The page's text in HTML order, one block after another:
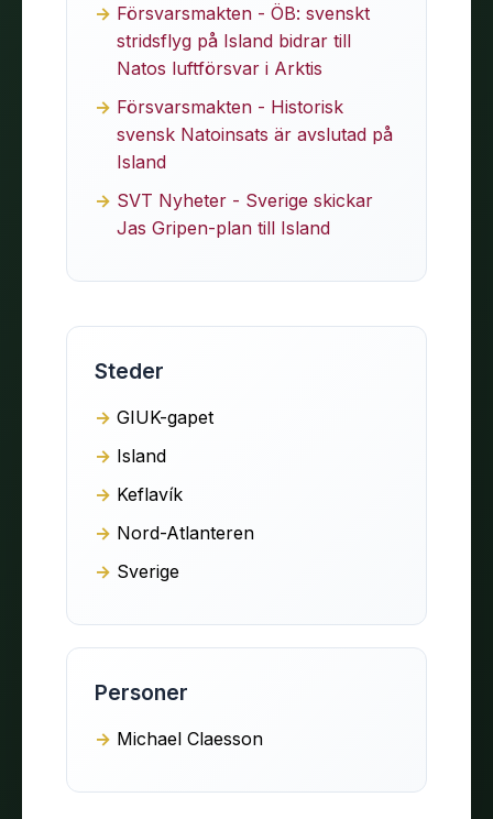
Försvarsmakten - ÖB: svenskt
stridsflyg på Island bidrar till
Natos luftförsvar i Arktis
Försvarsmakten - Historisk
svensk Natoinsats är avslutad på
Island
SVT Nyheter - Sverige skickar
Jas Gripen-plan till Island
Steder
GIUK-gapet
Island
Keflavík
Nord-Atlanteren
Sverige
Personer
Michael Claesson